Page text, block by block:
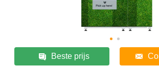
Beste prijs